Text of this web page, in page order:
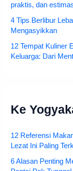
praktis, dan
4 Tips Berlibur
Mengasyikkan
12 Tempat Kuliner
Keluarga: Dari
Ke
12 Referensi
Lezat Ini Paling
6 Alasan Penting